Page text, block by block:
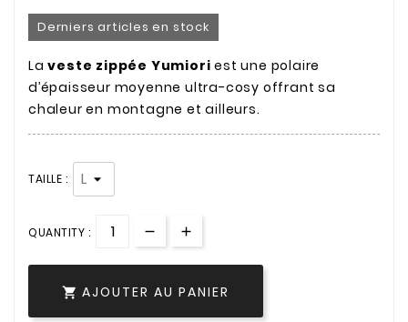
Derniers articles en stock
Laveste zippée Yumiori est une polaire
d’épaisseur moyenne ultra-cosy offrant sa
chaleur en montagne et ailleurs.
TAILLE :
QUANTITY :
 AJOUTER AU PANIER